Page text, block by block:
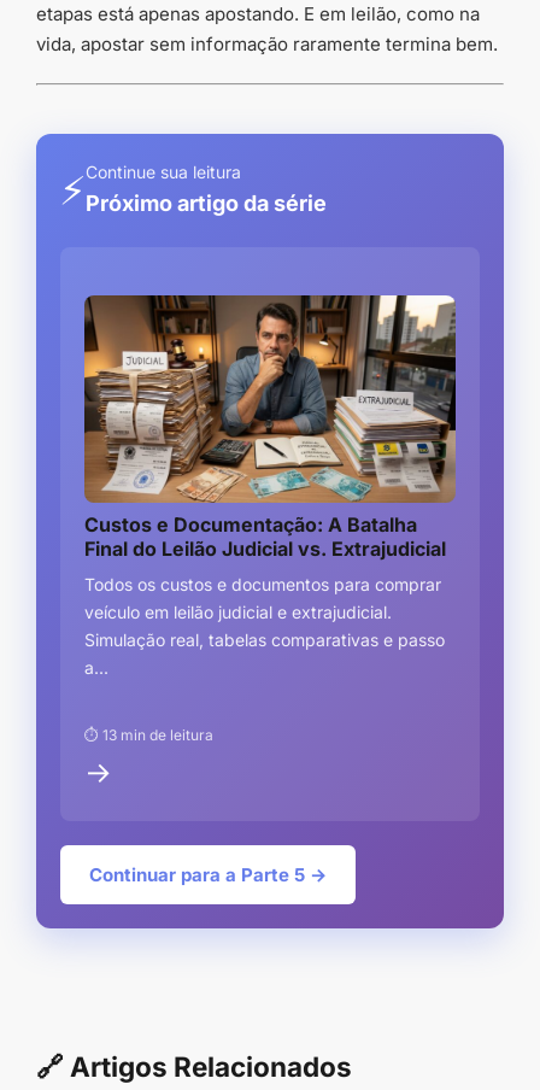
etapas está apenas apostando. E em leilão, como na
vida, apostar sem informação raramente termina bem.
⚡Continue sua leitura
Próximo artigo da série
Custos e Documentação: A Batalha
Final do Leilão Judicial vs. Extrajudicial
Todos os custos e documentos para comprar
veículo em leilão judicial e extrajudicial.
Simulação real, tabelas comparativas e passo
a...
⏱ 13 min de leitura
→
Continuar para a Parte 5 →
🔗 Artigos Relacionados